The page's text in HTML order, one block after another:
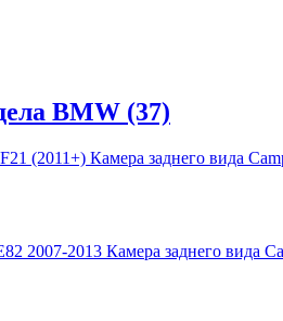
BMW (37)
Камера заднего вида
Камера заднего вида